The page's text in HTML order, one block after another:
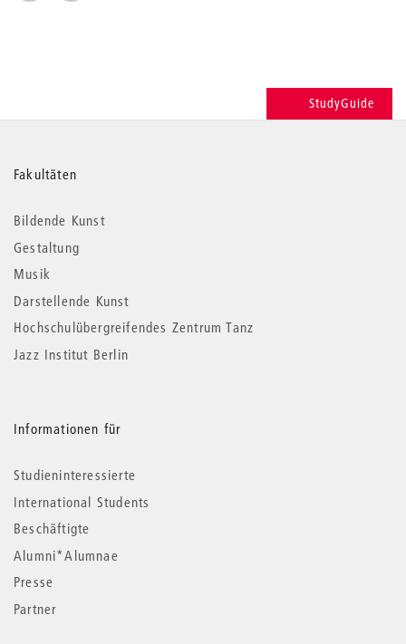
StudyGuide
Weitere
Informationen
Fakultäten
Bildende Kunst
Gestaltung
Musik
Darstellende Kunst
Hochschulübergreifendes Zentrum Tanz
Jazz Institut Berlin
Informationen für
Studieninteressierte
International Students
Beschäftigte
Alumni*Alumnae
Presse
Partner